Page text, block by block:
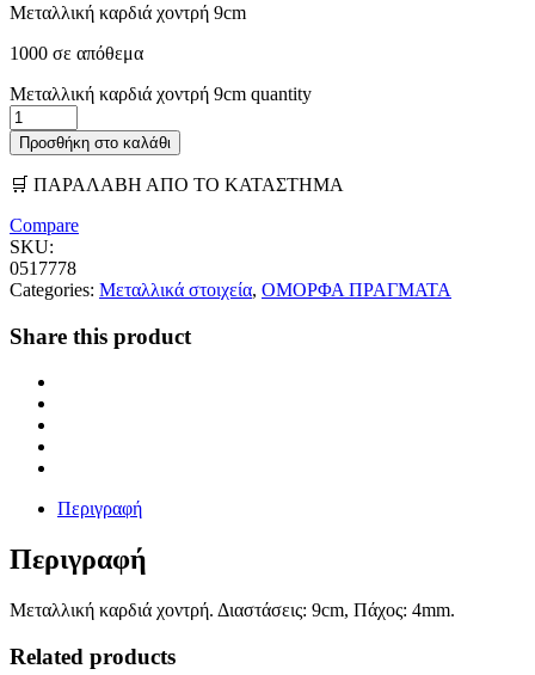
Μεταλλική καρδιά χοντρή 9cm
1000 σε απόθεμα
Μεταλλική καρδιά χοντρή 9cm quantity
Προσθήκη στο καλάθι
🛒 ΠΑΡΑΛΑΒΗ ΑΠΟ ΤΟ ΚΑΤΑΣΤΗΜΑ
Compare
SKU:
0517778
Categories: Μεταλλικά στοιχεία, ΟΜΟΡΦΑ ΠΡΑΓΜΑΤΑ
Share this product
Περιγραφή
Περιγραφή
Μεταλλική καρδιά χοντρή. Διαστάσεις: 9cm, Πάχος: 4mm.
Related products